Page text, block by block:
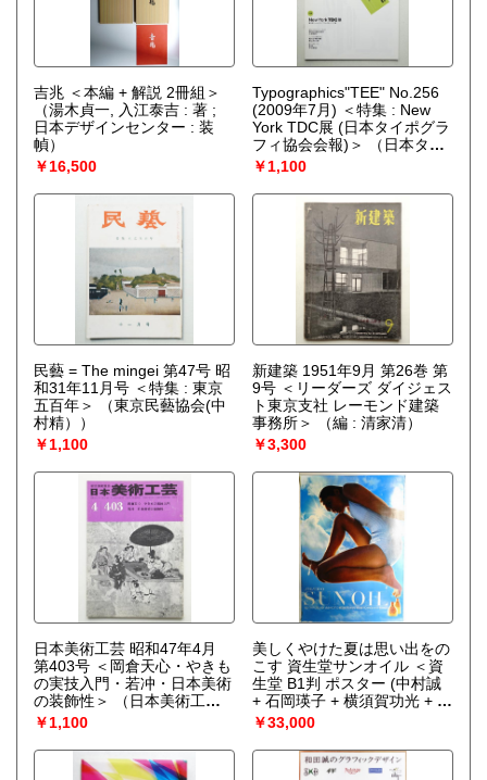
吉兆 ＜本編 + 解説 2冊組＞
（湯木貞一, 入江泰吉 : 著 ;
日本デザインセンター : 装
幀）
￥16,500
Typographics"TEE" No.256
(2009年7月) ＜特集 : New
York TDC展 (日本タイポグラ
フィ協会会報)＞
（日本タイ
ポグラフィ協会）
￥1,100
民藝 = The mingei 第47号 昭
和31年11月号 ＜特集 : 東京
五百年＞
（東京民藝協会(中
村精））
￥1,100
新建築 1951年9月 第26巻 第
9号 ＜リーダーズ ダイジェス
ト東京支社 レーモンド建築
事務所＞
（編 : 清家清）
￥3,300
日本美術工芸 昭和47年4月
第403号 ＜岡倉天心・やきも
の実技入門・若冲・日本美術
の装飾性＞
（日本美術工芸
社(土岐国彦) : 編）
￥1,100
美しくやけた夏は思い出をの
こす 資生堂サンオイル ＜資
生堂 B1判 ポスター (中村誠
+ 石岡瑛子 + 横須賀功光 + 犬
山達四郎)＞
D : 石岡瑛子 ; P : 横須賀功光
; C : 犬山達四郎）
￥33,000